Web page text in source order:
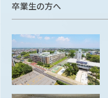
卒業生の方へ